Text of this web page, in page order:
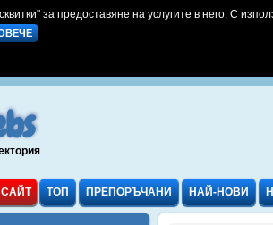
за предоставяне на услугите в него. С
ТОП ПРЕПОРЪЧАНИ НАЙ-НОВИ